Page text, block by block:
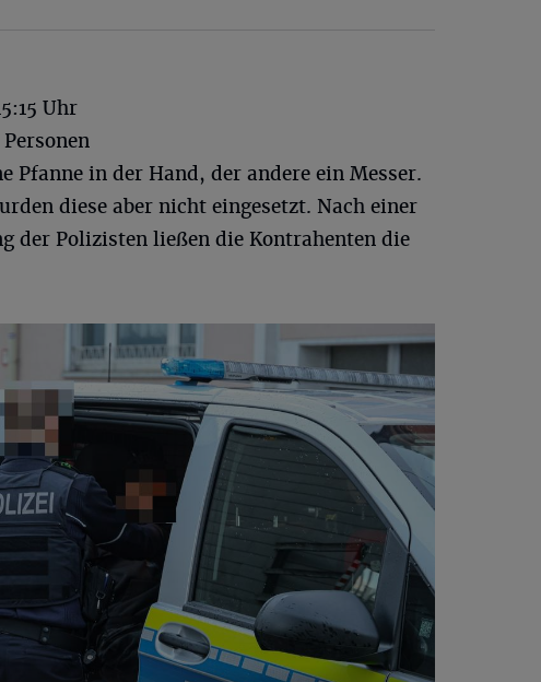
Uhr
Pfanne in der Hand, der andere ein Messer.
diese aber nicht eingesetzt. Nach einer
der Polizisten ließen die Kontrahenten die